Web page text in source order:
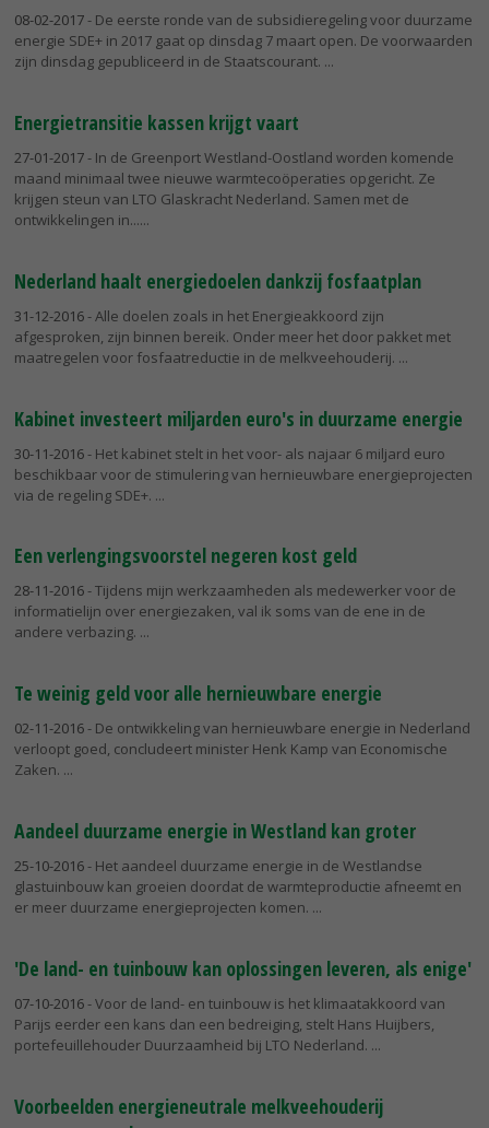
08-02-2017- De eerste ronde van de subsidieregeling voor duurzame
energie SDE+ in 2017 gaat op dinsdag 7 maart open. De voorwaarden
zijn dinsdag gepubliceerd in de Staatscourant.
Energietransitie kassen krijgt vaart
27-01-2017- In de Greenport Westland-Oostland worden komende
maand minimaal twee nieuwe warmtecoöperaties opgericht. Ze
krijgen steun van LTO Glaskracht Nederland. Samen met de
ontwikkelingen in...
Nederland haalt energiedoelen dankzij fosfaatplan
31-12-2016- Alle doelen zoals in het Energieakkoord zijn
afgesproken, zijn binnen bereik. Onder meer het door pakket met
maatregelen voor fosfaatreductie in de melkveehouderij.
Kabinet investeert miljarden euro's in duurzame energie
30-11-2016- Het kabinet stelt in het voor- als najaar 6 miljard euro
beschikbaar voor de stimulering van hernieuwbare energieprojecten
via de regeling SDE+.
Een verlengingsvoorstel negeren kost geld
28-11-2016- Tijdens mijn werkzaamheden als medewerker voor de
informatielijn over energiezaken, val ik soms van de ene in de
andere verbazing.
Te weinig geld voor alle hernieuwbare energie
02-11-2016- De ontwikkeling van hernieuwbare energie in Nederland
verloopt goed, concludeert minister Henk Kamp van Economische
Zaken.
Aandeel duurzame energie in Westland kan groter
25-10-2016- Het aandeel duurzame energie in de Westlandse
glastuinbouw kan groeien doordat de warmteproductie afneemt en
er meer duurzame energieprojecten komen.
'De land- en tuinbouw kan oplossingen leveren, als enige'
07-10-2016- Voor de land- en tuinbouw is het klimaatakkoord van
Parijs eerder een kans dan een bedreiging, stelt Hans Huijbers,
portefeuillehouder Duurzaamheid bij LTO Nederland.
Voorbeelden energieneutrale melkveehouderij